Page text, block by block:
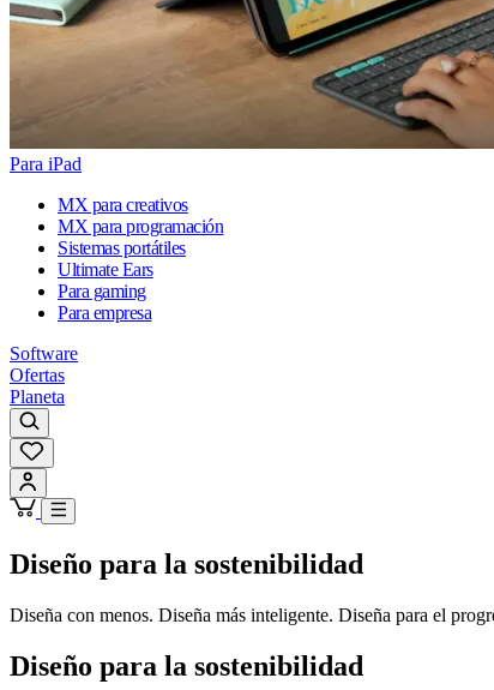
Para iPad
MX para creativos
MX para programación
Sistemas portátiles
Ultimate Ears
Para gaming
Para empresa
Software
Ofertas
Planeta
Diseño para la sostenibilidad
Diseña con menos. Diseña más inteligente. Diseña para el
Diseño para la sostenibilidad